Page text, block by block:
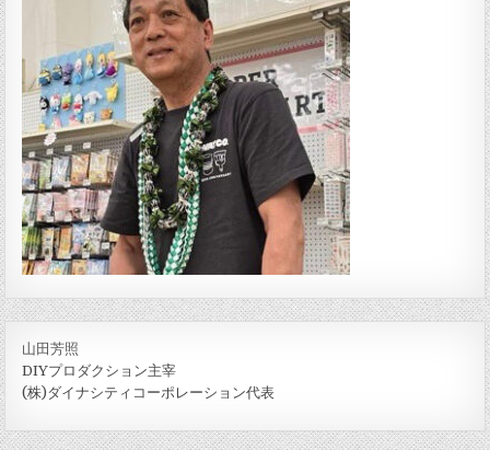
山田芳照
DIYプロダクション主宰
(株)ダイナシティコーポレーション代表